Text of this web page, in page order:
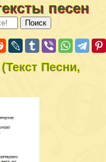
песен
Песни,